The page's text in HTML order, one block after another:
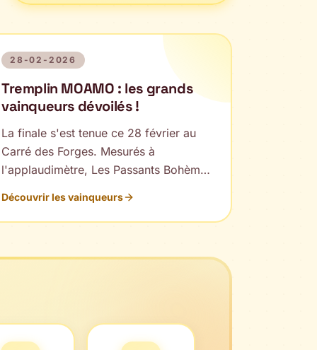
28-02-2026
Tremplin MOAMO : les grands
vainqueurs dévoilés !
La finale s'est tenue ce 28 février au
Carré des Forges. Mesurés à
l'applaudimètre, Les Passants Bohèmes
Grande Scène, et Astroblême la
seconde place pour la Petite Scène.
Découvrir les vainqueurs